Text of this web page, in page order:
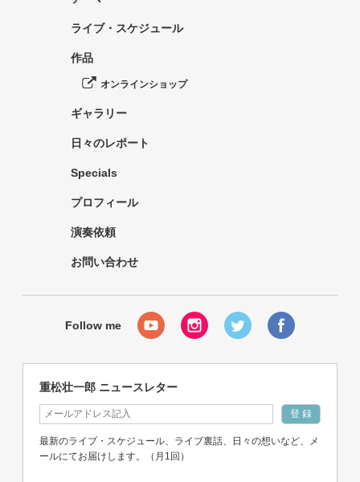
ライブ・スケジュール
作品
オンラインショップ
ギャラリー
日々のレポート
Specials
プロフィール
演奏依頼
お問い合わせ
重松壮一郎 ニュースレター
最新のライブ・スケジュール、ライブ裏話、日々の想いなど、メ
ールにてお届けします。（月1回）